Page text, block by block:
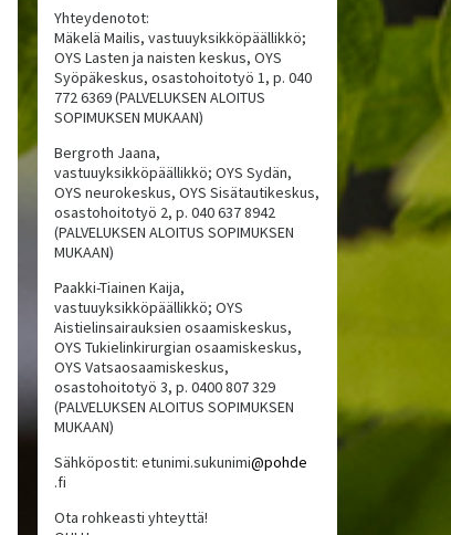
Yhteydenotot:
Mäkelä Mailis, vastuuyksikköpäällikkö;
OYS Lasten ja naisten keskus, OYS
Syöpäkeskus, osastohoitotyö 1, p. 040
772 6369 (PALVELUKSEN ALOITUS
SOPIMUKSEN MUKAAN)
Bergroth Jaana,
vastuuyksikköpäällikkö; OYS Sydän,
OYS neurokeskus, OYS Sisätautikeskus,
osastohoitotyö 2, p. 040 637 8942
(PALVELUKSEN ALOITUS SOPIMUKSEN
MUKAAN)
Paakki-Tiainen Kaija,
vastuuyksikköpäällikkö; OYS
Aistielinsairauksien osaamiskeskus,
OYS Tukielinkirurgian osaamiskeskus,
OYS Vatsaosaamiskeskus,
osastohoitotyö 3, p. 0400 807 329
(PALVELUKSEN ALOITUS SOPIMUKSEN
MUKAAN)
Sähköpostit: etunimi.sukunimi@pohde
.fi
Ota rohkeasti yhteyttä!